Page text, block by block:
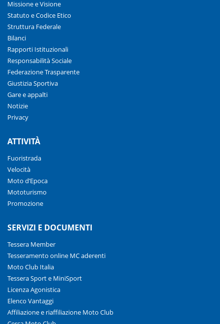
Missione e Visione
Statuto e Codice Etico
Struttura Federale
Bilanci
Rapporti Istituzionali
Responsabilità Sociale
Federazione Trasparente
Giustizia Sportiva
Gare e appalti
Notizie
Privacy
ATTIVITÀ
Fuoristrada
Velocità
Moto d’Epoca
Mototurismo
Promozione
SERVIZI E DOCUMENTI
Tessera Member
Tesseramento online MC aderenti
Moto Club Italia
Tessera Sport e MiniSport
Licenza Agonistica
Elenco Vantaggi
Affiliazione e riaffiliazione Moto Club